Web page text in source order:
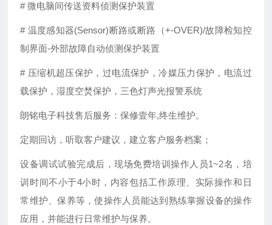
# 微电脑间传送资料侦测保护装置
# 温度感知器(Sensor)断路或断路（+-OVER)/故障检知控
制界面-外部故障自动侦测保护装置
# 压缩机超压保护，过电流保护，冷媒压力保护，电流过
载保护，湿度空焚保护，三色灯声光报警系统
朗铭电子科技售后服务：保修壹年,终生维护。
定期回访，听取客户建议，建立客户服务档案；
设备调试试验完成后，现场免费培训操作人员1~2名，培
训时间不小于4小时，内容包括工作原理、实际操作和日
常维护、保养等，使操作人员能达到熟练掌握设备的操作
应用，并能进行日常维护与保养。